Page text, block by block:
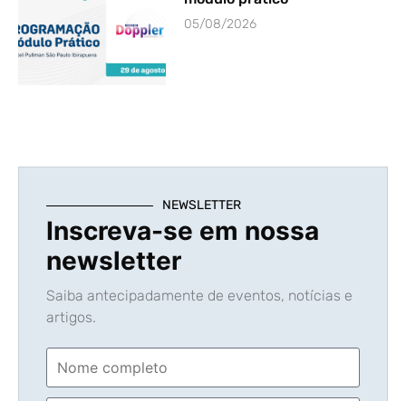
05/08/2026
NEWSLETTER
Inscreva-se em nossa
newsletter
Saiba antecipadamente de eventos, notícias e
artigos.